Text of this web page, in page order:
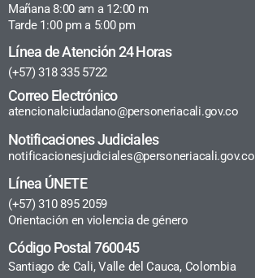
Mañana 8:00 am a 12:00 m
Tarde 1:00 pm a 5:00 pm
Línea de Atención 24 Horas
(+57) 318 335 5722
Correo Electrónico
atencionalciudadano@personeriacali.gov.co
Notificaciones Judiciales
notificacionesjudiciales@personeriacali.gov.co
Línea ÚNETE
(+57) 310 895 2059
Orientación en violencia de género
Código Postal 760045
Santiago de Cali, Valle del Cauca, Colombia